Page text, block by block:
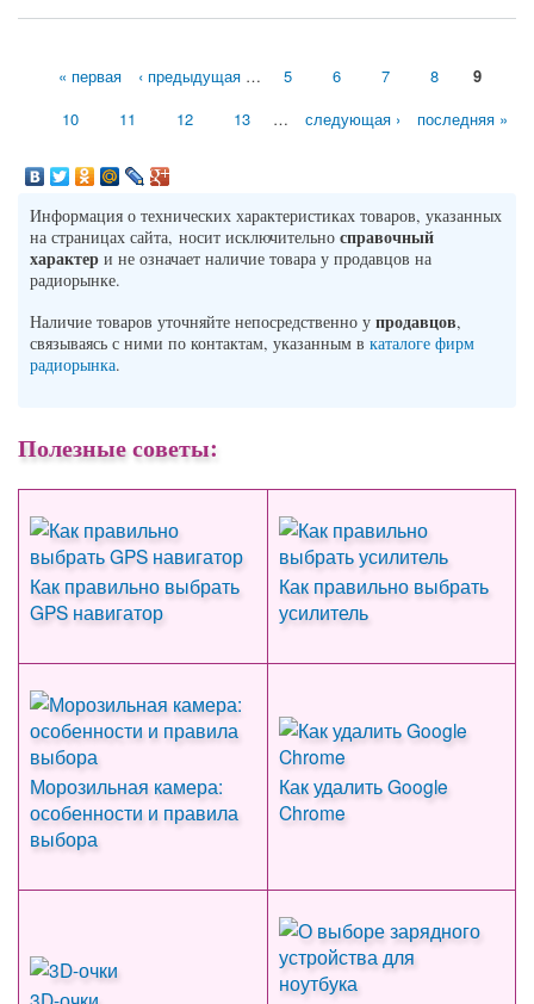
Страницы
« первая ‹ предыдущая … 5 6 7 8
9
10
11 12 13 … следующая › последняя »
Информация о технических характеристиках товаров, указанных
на страницах сайта, носит исключительно справочный
характер и не означает наличие товара у продавцов на
радиорынке.
Наличие товаров уточняйте непосредственно у продавцов,
связываясь с ними по контактам, указанным в каталоге фирм
радиорынка.
Полезные советы:
Как правильно выбрать
GPS навигатор
Как правильно выбрать
усилитель
Морозильная камера:
особенности и правила
выбора
Как удалить Google
Chrome